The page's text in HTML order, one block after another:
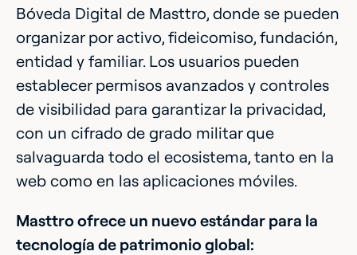
Bóveda Digital de Masttro, donde se pueden
organizar por activo, fideicomiso, fundación,
entidad y familiar. Los usuarios pueden
establecer permisos avanzados y controles
de visibilidad para garantizar la privacidad,
con un cifrado de grado militar que
salvaguarda todo el ecosistema, tanto en la
web como en las aplicaciones móviles.
Masttro ofrece un nuevo estándar para la
tecnología de patrimonio global: